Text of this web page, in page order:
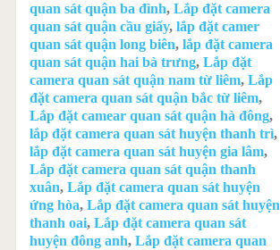
quan sát quận ba đình, Lắp đặt camera
quan sát quận cầu giấy, lắp đặt camer
quan sát quận long biên, lắp đặt camera
quan sát quận hai bà trưng, Lắp đặt
camera quan sát quận nam từ liêm, Lắp
đặt camera quan sát quận bắc từ liêm,
Lắp đặt camear quan sát quận hà đông,
lắp đặt camera quan sát huyện thanh trì,
lắp đặt camera quan sát huyện gia lâm,
Lắp đặt camera quan sát quận thanh
xuân, Lắp đặt camera quan sát huyện
ứng hòa, Lắp đặt camera quan sát huyện
thanh oai, Lắp đặt camera quan sát
huyện đông anh, Lắp đặt camera quan